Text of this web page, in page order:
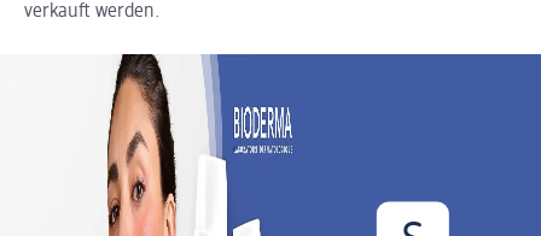
verkauft werden.